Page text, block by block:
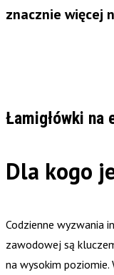
znacznie więcej
Łamigłówki na
Dla kogo
Codzienne wyzwania
zawodowej są
na wysokim poziomie.